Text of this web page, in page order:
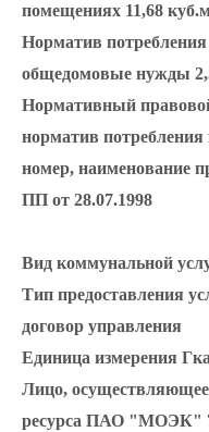
помещениях 11,68
Норматив
общедомовые нужды
Нормативный
норматив
номер, наименование
ПП от 28.07.1998
Вид коммунальной
Тип предоставления
договор управления
Единица измерения
Лицо,
ресурса ПАО "МОЭК"